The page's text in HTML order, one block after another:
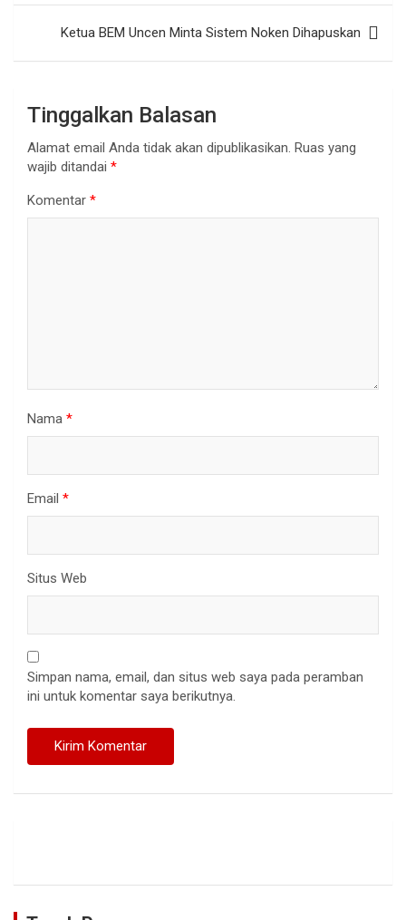
Ketua BEM Uncen Minta Sistem Noken Dihapuskan
Tinggalkan Balasan
Alamat email Anda tidak akan dipublikasikan. Ruas yang
wajib ditandai *
Komentar *
Nama *
Email *
Situs Web
Simpan nama, email, dan situs web saya pada peramban
ini untuk komentar saya berikutnya.